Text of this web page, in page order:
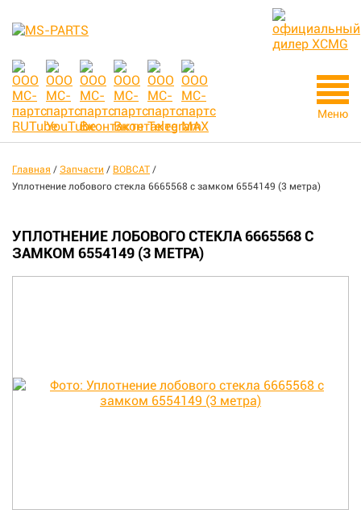
Меню
Главная / Запчасти / BOBCAT /
Уплотнение лобового стекла 6665568 с замком 6554149 (3 метра)
УПЛОТНЕНИЕ ЛОБОВОГО СТЕКЛА 6665568 С
ЗАМКОМ 6554149 (3 МЕТРА)